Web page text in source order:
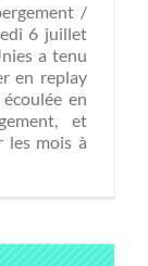
/
6 juillet
a tenu
en replay
en
et
les mois à